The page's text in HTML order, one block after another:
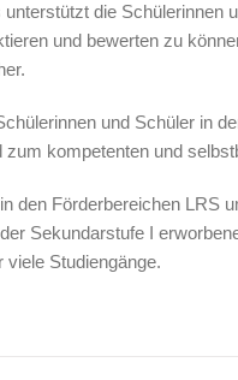
die
und bewerten zu
und Schüler in
kompetenten und
den Förderbereichen
Sekundarstufe I
Studiengänge.